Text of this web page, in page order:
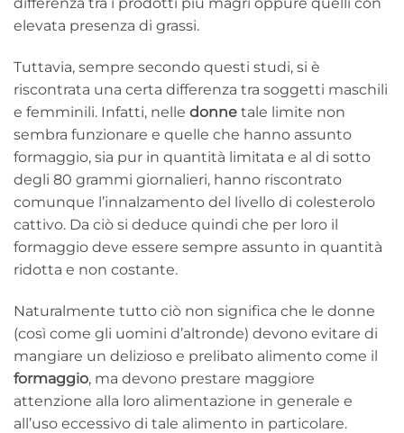
elevata presenza di grassi.
Tuttavia, sempre secondo questi studi, si è
riscontrata una certa differenza tra soggetti maschili
e femminili. Infatti, nelle donne tale limite non
sembra funzionare e quelle che hanno assunto
formaggio, sia pur in quantità limitata e al di sotto
degli 80 grammi giornalieri, hanno riscontrato
comunque l’innalzamento del livello di colesterolo
cattivo. Da ciò si deduce quindi che per loro il
formaggio deve essere sempre assunto in quantità
ridotta e non costante.
Naturalmente tutto ciò non significa che le donne
(così come gli uomini d’altronde) devono evitare di
mangiare un delizioso e prelibato alimento come il
formaggio, ma devono prestare maggiore
attenzione alla loro alimentazione in generale e
all’uso eccessivo di tale alimento in particolare.